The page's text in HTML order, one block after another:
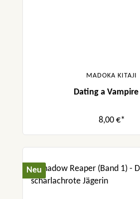
MADOKA KITAJI
Dating a Vampire
8,00 €*
Neu